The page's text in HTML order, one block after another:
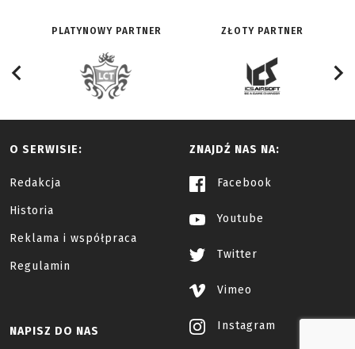
PLATYNOWY PARTNER ZŁOTY PARTNER
O SERWISIE:
Redakcja
Historia
Reklama i współpraca
Regulamin
ZNAJDŹ NAS NA:
Facebook
Youtube
Twitter
Vimeo
Instagram
NAPISZ DO NAS